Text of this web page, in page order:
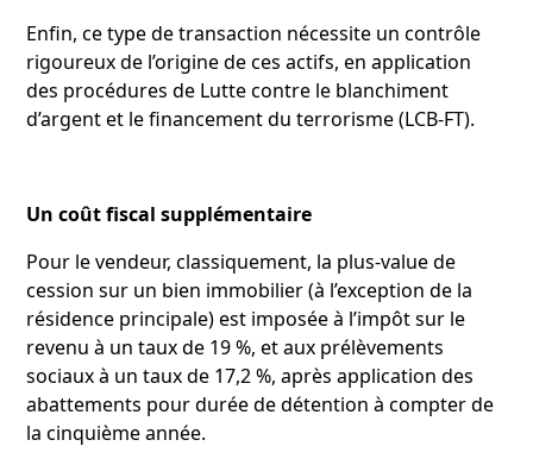
Enfin, ce type de transaction nécessite un contrôle
rigoureux de l’origine de ces actifs, en application
des procédures de Lutte contre le blanchiment
d’argent et le financement du terrorisme (LCB-FT).
Un coût fiscal supplémentaire
Pour le vendeur, classiquement, la plus-value de
cession sur un bien immobilier (à l’exception de la
résidence principale) est imposée à l’impôt sur le
revenu à un taux de 19 %, et aux prélèvements
sociaux à un taux de 17,2 %, après application des
abattements pour durée de détention à compter de
la cinquième année.